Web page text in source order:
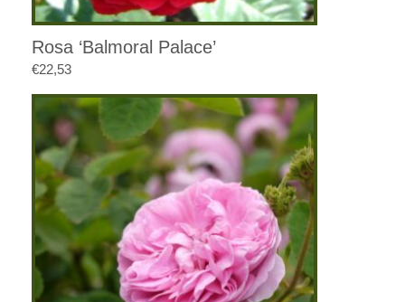
Rosa ‘Balmoral Palace’
€22,53